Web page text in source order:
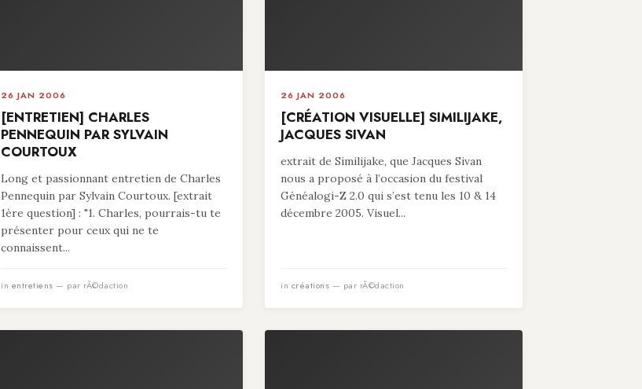
26 JAN 2006
[ENTRETIEN] CHARLES
PENNEQUIN PAR SYLVAIN
COURTOUX
Long et passionnant entretien de Charles
Pennequin par Sylvain Courtoux. [extrait
1ère question] : "1. Charles, pourrais-tu te
présenter pour ceux qui ne te
connaissent...
in entretiens — par rÃ©daction
26 JAN 2006
[CRÉATION VISUELLE] SIMILIJAKE,
JACQUES SIVAN
extrait de Similijake, que Jacques Sivan
nous a proposé à l’occasion du festival
Généalogi-Z 2.0 qui s’est tenu les 10 & 14
décembre 2005. Visuel...
in créations — par rÃ©daction